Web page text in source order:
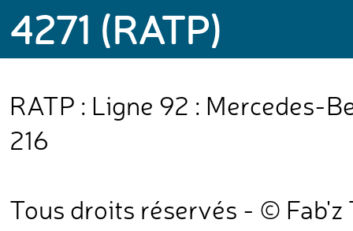
4271 (RATP)
RATP : Ligne 92 : Mercedes-
216
Tous droits réservés - © Fab'z